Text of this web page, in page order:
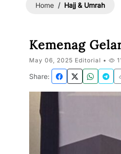
Home Hajj & Umrah
Kemenag
May 06, 2025 Editorial •
Share: